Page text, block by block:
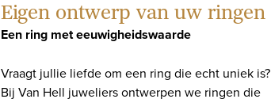
Eigen ontwerp van uw ringen
Een ring met eeuwigheidswaarde
Vraagt jullie liefde om een ring die echt uniek is?
Bij Van Hell juweliers ontwerpen we ringen die